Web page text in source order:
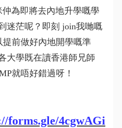
即將去內地升學嘅學
迷茫呢？即刻 join我哋嘅
前做好內地開學嘅準
大學既在讀香港師兄師
就唔好錯過呀！
forms.gle/4cgwAGi